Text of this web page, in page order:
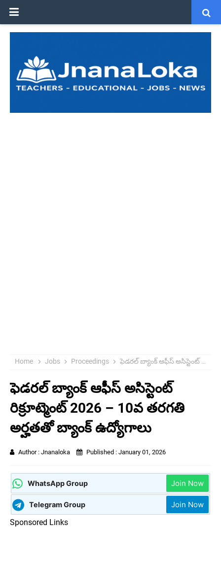
Home Jobs Proceedings ఫెడరల్ బ్యాంక్ ఆఫీస్ అసిస్టెంట్ రిక్రూట్మెంట్ 2026 – 10వ తరగతి అర్హతతో బ్యాంక్ ఉద్యోగాలు
ఫెడరల్ బ్యాంక్ ఆఫీస్ అసిస్టెంట్
రిక్రూట్మెంట్ 2026 – 10వ తరగతి
అర్హతతో బ్యాంక్ ఉద్యోగాలు
Author : Jnanaloka Published : January 01, 2026
WhatsApp Group Join Now
Telegram Group
Join Now
Sponsored Links